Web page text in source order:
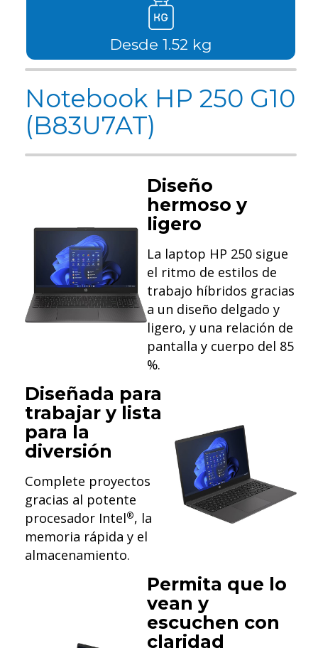
Desde 1.52 kg
Notebook HP 250 G10
(B83U7AT)
Diseño
hermoso y
ligero
La laptop HP 250 sigue
el ritmo de estilos de
trabajo híbridos gracias
a un diseño delgado y
ligero, y una relación de
pantalla y cuerpo del 85
%.
Diseñada para
trabajar y lista
para la
diversión
Complete proyectos
gracias al potente
procesador Intel®, la
memoria rápida y el
almacenamiento.
Permita que lo
vean y
escuchen con
claridad